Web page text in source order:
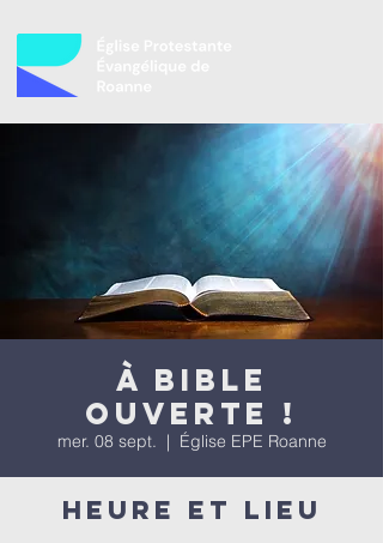
À bible
ouverte !
mer. 08 sept.
  |
Église EPE Roanne
Heure et lieu